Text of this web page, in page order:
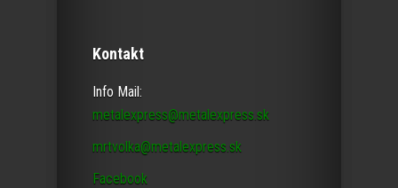
Kontakt
Info Mail:
metalexpress@metalexpress.sk
mrtvolka@metalexpress.sk
Facebook